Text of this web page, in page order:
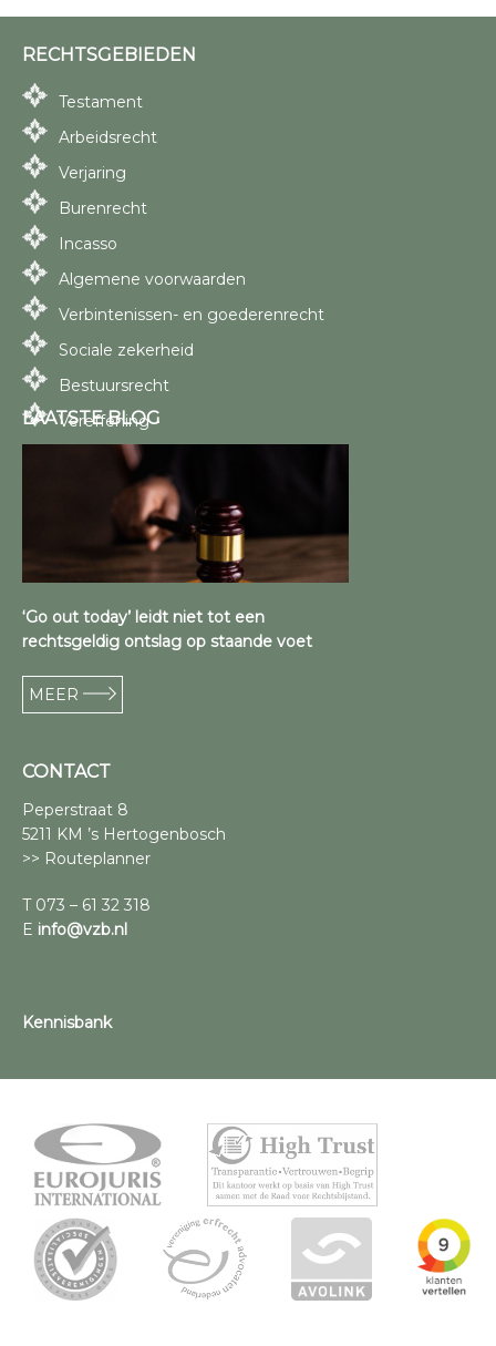
RECHTSGEBIEDEN
Testament
Arbeidsrecht
Verjaring
Burenrecht
Incasso
Algemene voorwaarden
Verbintenissen- en goederenrecht
Sociale zekerheid
Bestuursrecht
Vereffening
LAATSTE BLOG
‘Go out today’ leidt niet tot een
rechtsgeldig ontslag op staande voet
MEER
CONTACT
Peperstraat 8
5211 KM ’s Hertogenbosch
>> Routeplanner
T 073 – 61 32 318
E info@vzb.nl
Kennisbank